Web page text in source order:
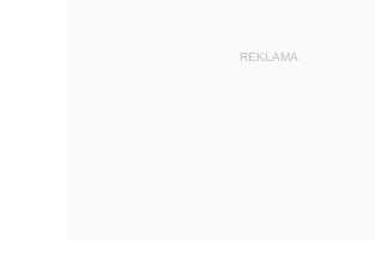
REKLAMA